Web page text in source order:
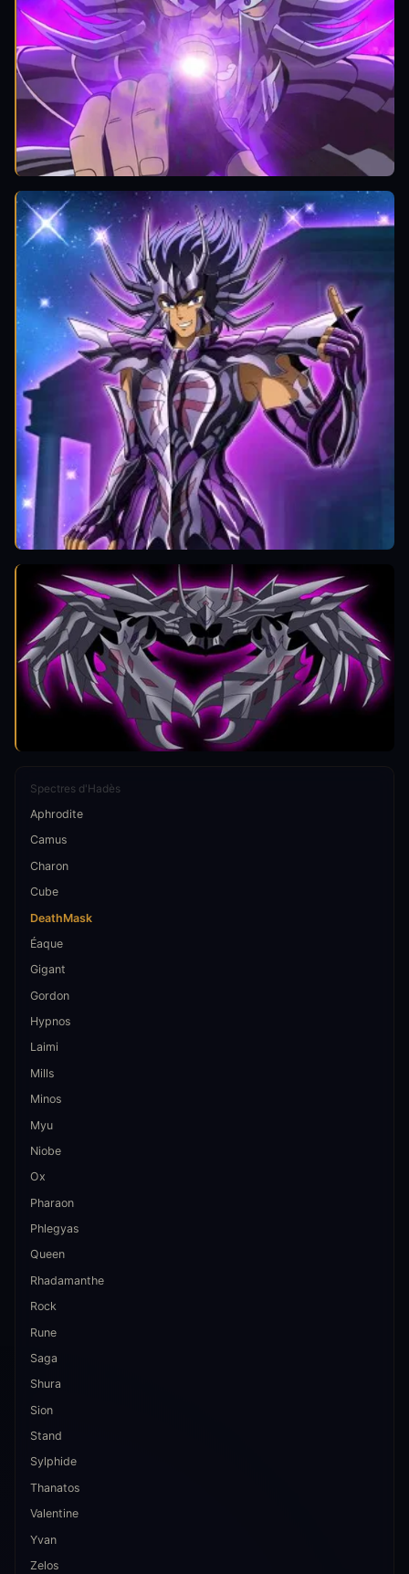
Spectres d'Hadès
Aphrodite
Camus
Charon
Cube
DeathMask
Éaque
Gigant
Gordon
Hypnos
Laimi
Mills
Minos
Myu
Niobe
Ox
Pharaon
Phlegyas
Queen
Rhadamanthe
Rock
Rune
Saga
Shura
Sion
Stand
Sylphide
Thanatos
Valentine
Yvan
Zelos